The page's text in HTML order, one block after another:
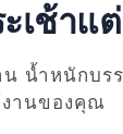
เช้าแ
น้ำหนักบร
งานของคุณ